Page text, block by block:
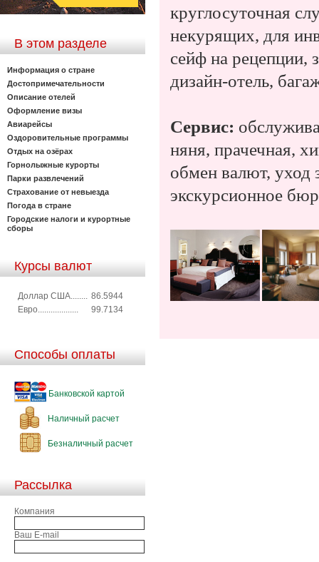
В этом разделе
Информация о стране
Достопримечательности
Описание отелей
Оформление визы
Авиарейсы
Оздоровительные программы
Отдых на озёрах
Горнолыжные курорты
Парки развлечений
Страхование от невыезда
Погода в стране
Городские налоги и курортные
сборы
Курсы валют
Доллар США........ 86.5944
Евро...................
99.7134
Способы оплаты
Банковской картой
Наличный расчет
Безналичный расчет
Рассылка
Компания
Ваш E-mail
круглосуточная
некурящих, для
сейф на рецепции,
дизайн-отель,
Сервис:
няня, прачечная,
обмен валют, уход
экскурсионное